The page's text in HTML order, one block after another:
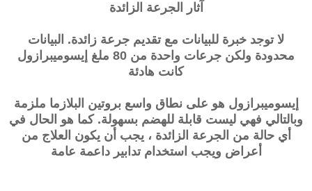
آثار الجرعة الزائدة
لا توجد خبرة للبيانات مع تقديم جرعة زائدة. البيانات
محدودة ولكن جرعات واحدة من 80 ملغ إيسوميبرازول
كانت هادئة
إيسوميبرازول هو على نطاق واسع بروتين البلازما ملزمة
وبالتالي فهي ليست قابلة للهضم بسهولة. كما هو الحال في
أي حالة من الجرعة الزائدة ، يجب أن يكون العلاج من
أعراض ويجب استخدام تدابير داعمة عامة